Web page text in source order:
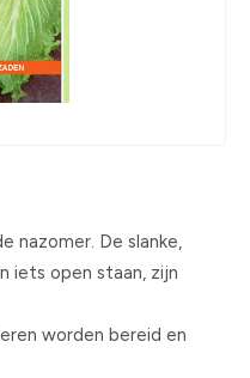
nazomer. De slanke,
iets open staan, zijn
worden bereid en